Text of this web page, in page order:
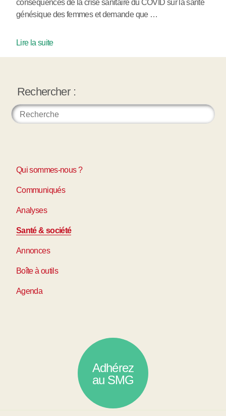
conséquences de la crise sanitaire du COVID sur la santé
génésique des femmes et demande que …
Lire la suite
Rechercher :
Qui sommes-nous ?
Communiqués
Analyses
Santé & société
Annonces
Boîte à outils
Agenda
Adhérez
au SMG